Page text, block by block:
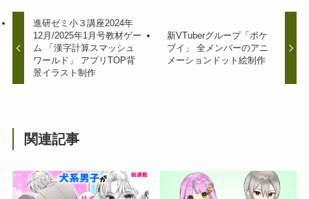
進研ゼミ小３講座2024年
12月/2025年1月号教材ゲー
ム 「漢字計算スマッシュ
ワールド」 アプリTOP背
景イラスト制作
新VTuberグループ「ポケ
ブイ」 全メンバーのアニ
メーションドット絵制作
関連記事